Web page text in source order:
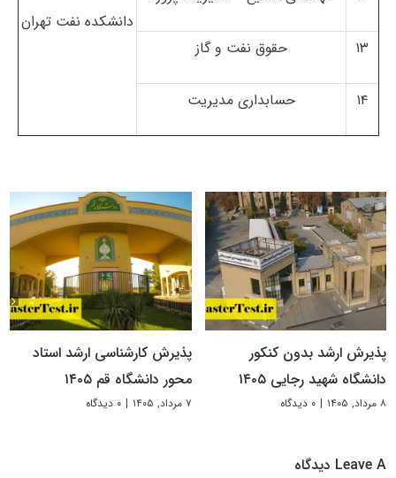
دانشکده نفت تهران
۱۳ حقوق نفت و گاز
۱۴ حسابداری مدیریت
پذیرش ارشد بدون کنکور
دانشگاه شهید رجایی ۱۴۰۵
۸ مرداد, ۱۴۰۵ | ۰ دیدگاه
پذیرش کارشناسی ارشد استاد
محور دانشگاه قم ۱۴۰۵
۷ مرداد, ۱۴۰۵ | ۰ دیدگاه
Leave A دیدگاه